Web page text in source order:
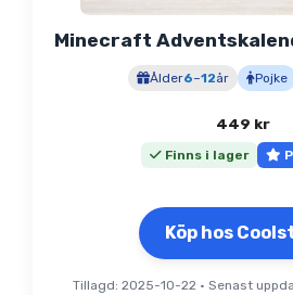
Minecraft
Ålder6–12år Pojke
449 kr
Finns i lager
Köp hos
Tillagd: 2025-10-22• Senast